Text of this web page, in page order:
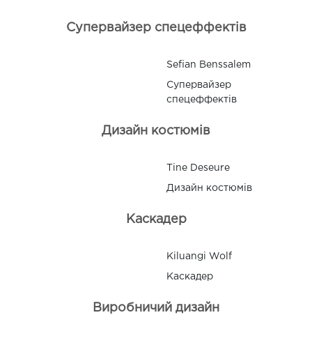
Супервайзер спецеффектів
Sefian Benssalem
Супервайзер
спецеффектів
Дизайн костюмів
Tine Deseure
Дизайн костюмів
Каскадер
Kiluangi Wolf
Каскадер
Виробничий дизайн